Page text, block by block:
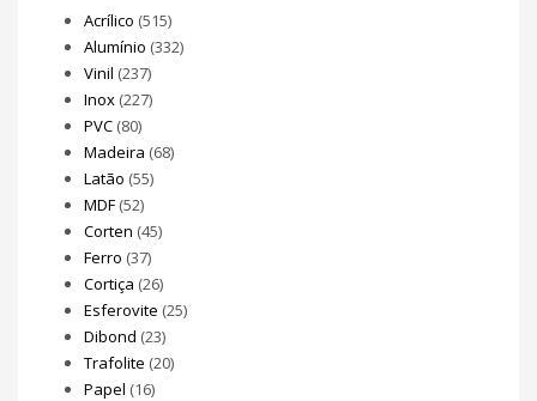
Acrílico (515)
Alumínio (332)
Vinil (237)
Inox (227)
PVC (80)
Madeira (68)
Latão (55)
MDF (52)
Corten (45)
Ferro (37)
Cortiça (26)
Esferovite (25)
Dibond (23)
Trafolite (20)
Papel (16)